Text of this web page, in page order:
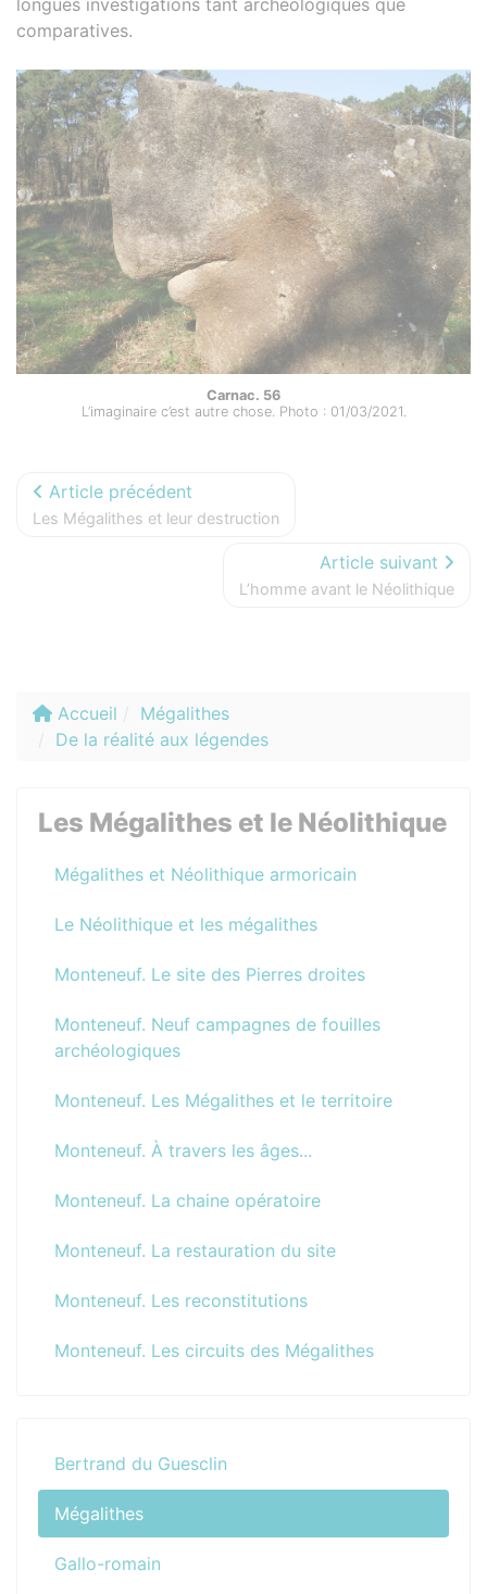
longues investigations tant archéologiques que
comparatives.
Carnac. 56
L’imaginaire c’est autre chose. Photo : 01/03/2021.
Article précédent
Les Mégalithes et leur destruction
Article suivant
L’homme avant le Néolithique
Accueil
Mégalithes
De la réalité aux légendes
Les Mégalithes et le Néolithique
Mégalithes et Néolithique armoricain
Le Néolithique et les mégalithes
Monteneuf. Le site des Pierres droites
Monteneuf. Neuf campagnes de fouilles
archéologiques
Monteneuf. Les Mégalithes et le territoire
Monteneuf. À travers les âges...
Monteneuf. La chaine opératoire
Monteneuf. La restauration du site
Monteneuf. Les reconstitutions
Monteneuf. Les circuits des Mégalithes
Bertrand du Guesclin
Mégalithes
Gallo-romain